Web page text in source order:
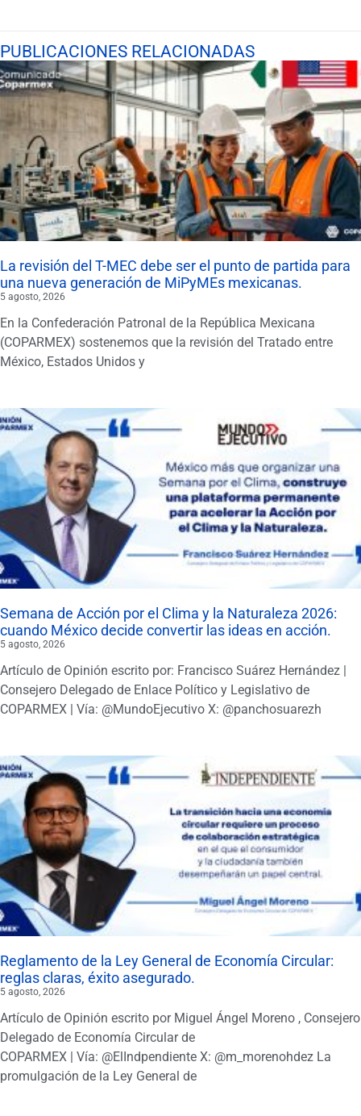
PUBLICACIONES RELACIONADAS
La revisión del T-MEC debe ser el punto de partida para
una nueva generación de MiPyMEs mexicanas.
5 agosto, 2026
En la Confederación Patronal de la República Mexicana
(COPARMEX) sostenemos que la revisión del Tratado entre
México, Estados Unidos y
Semana de Acción por el Clima y la Naturaleza 2026:
cuando México decide convertir las ideas en acción.
5 agosto, 2026
Artículo de Opinión escrito por: Francisco Suárez Hernández |
Consejero Delegado de Enlace Político y Legislativo de
COPARMEX | Vía: @MundoEjecutivo X: @panchosuarezh
Reglamento de la Ley General de Economía Circular:
reglas claras, éxito asegurado.
5 agosto, 2026
Artículo de Opinión escrito por Miguel Ángel Moreno , Consejero
Delegado de Economía Circular de
COPARMEX | Vía: @ElIndpendiente X: @m_morenohdez La
promulgación de la Ley General de